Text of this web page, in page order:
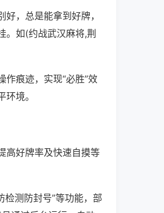
，总是能拿到好牌，
。如(约战武汉麻将,荆
作痕迹，实现“必胜”效
境。
高好牌率及快速自摸等
检测防封号”等功能，部